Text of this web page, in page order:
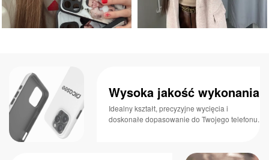
Wysoka jakość wykonania
Idealny kształt, precyzyjne wycięcia i
doskonałe dopasowanie do Twojego telefonu.